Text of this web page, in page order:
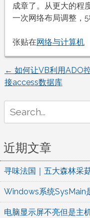
成章了。从更大的程
一次网络布局调整，
张贴在网络与计算机
文
章
导
航
← 如何让VB利用ADO
接access数据库
for:
近期文章
寻味法国｜五大森林采
Windows系统SysMain
电脑显示屏不亮但是主